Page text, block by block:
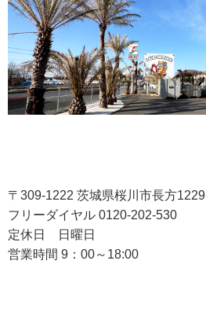
〒309-1222 茨城県桜川市長方1229
フリーダイヤル 0120-202-530
定休日 日曜日
営業時間 9：00～18:00